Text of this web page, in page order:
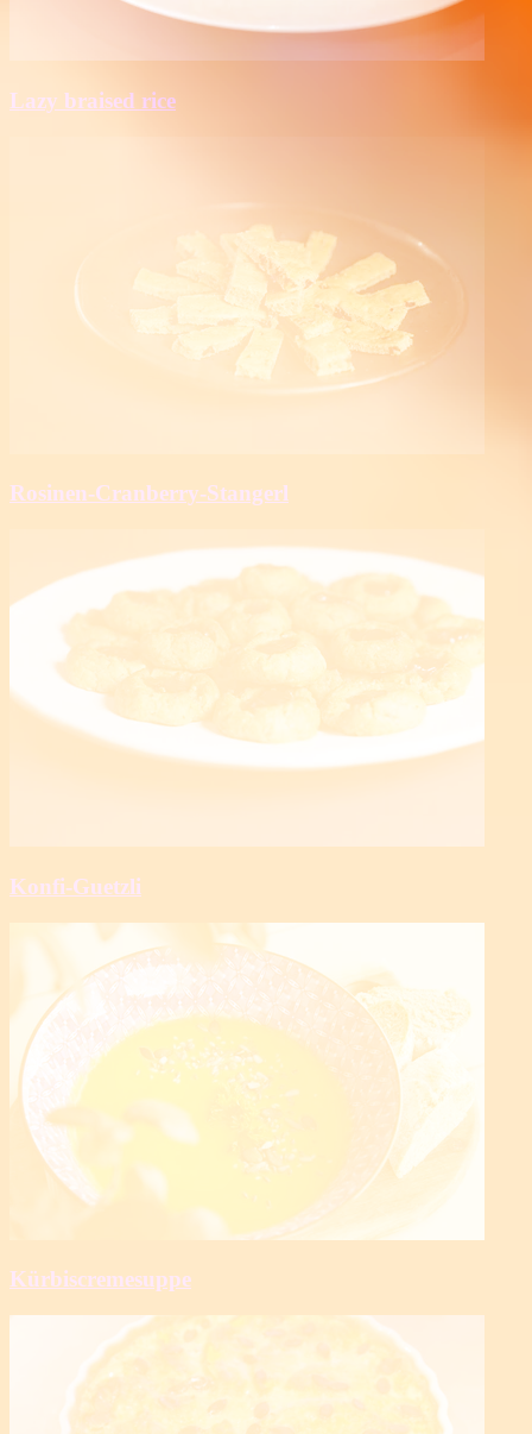
Lazy braised rice
Rosinen-Cranberry-Stangerl
Konfi-Guetzli
Kürbiscremesuppe